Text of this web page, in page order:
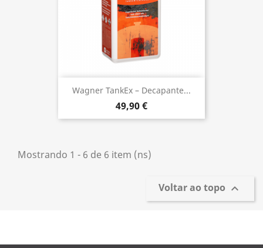
Wagner TankEx – Decapante...
49,90 €
Mostrando 1 - 6 de 6 item (ns)
Voltar ao topo 